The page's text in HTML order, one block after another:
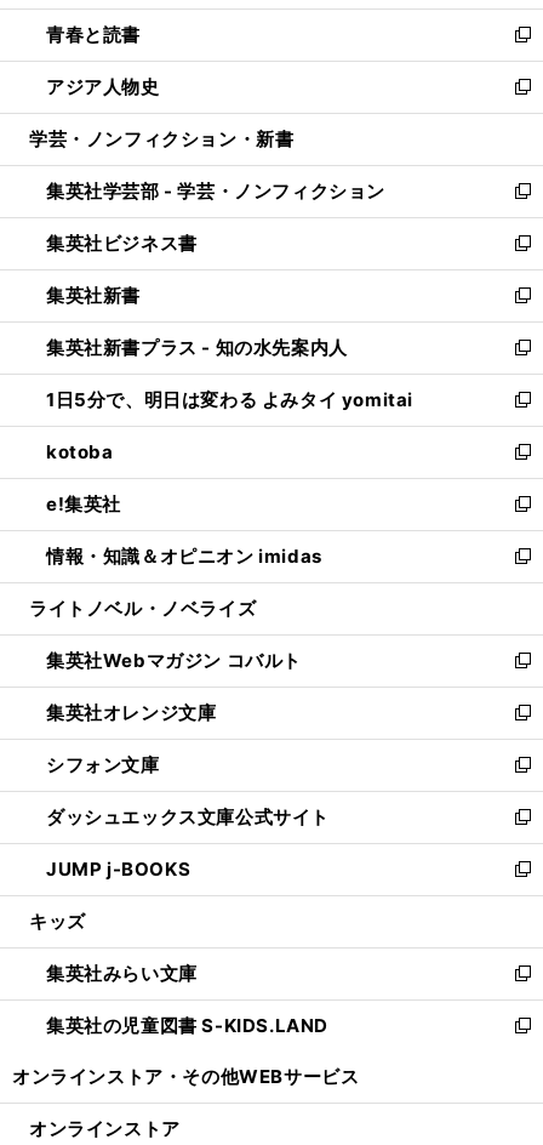
ウ
で
開
く
ン
ド
ウ
で
開
ウ
ィ
ン
ド
ウ
開
く
し
い
ウ
ィ
ン
ウ
で
開
く
青春と読書
新
し
い
ウ
ン
ド
ウ
で
開
く
アジア人物史
新
し
ウ
ィ
ン
ド
ウ
で
開
く
学芸・ノンフィクション・新書
集英社学芸部 - 学芸・ノンフィクション
新
し
い
ウ
ィ
ン
ド
ウ
で
開
く
集英社ビジネス書
新
し
い
ウ
ィ
ン
ド
ウ
で
開
く
集英社新書
新
し
い
ウ
ィ
ン
ド
ウ
で
開
く
集英社新書プラス - 知の水先案内人
新
し
い
ウ
ィ
ン
ド
ウ
で
開
1日5分で、明日は変わる よみタイ yomitai
新
し
い
ウ
ィ
ン
ド
ウ
開
く
kotoba
新
し
い
ウ
ィ
ン
ウ
で
開
く
e!集英社
新
し
い
ウ
ン
ド
ウ
で
開
く
情報・知識＆オピニオン imidas
新
し
ウ
ィ
ン
ド
ウ
で
開
く
ライトノベル・ノベライズ
集英社Webマガジン コバルト
新
し
い
ウ
ィ
ン
ド
ウ
で
開
集英社オレンジ文庫
新
し
い
ウ
ィ
ン
ド
ウ
開
く
シフォン文庫
新
し
い
ウ
ィ
ン
ウ
で
開
く
ダッシュエックス文庫公式サイト
新
し
い
ウ
ン
ド
ウ
で
JUMP j-BOOKS
新
し
ウ
ィ
ン
ド
開
キッズ
集英社みらい文庫
新
し
い
ン
集英社の児童図書 S-KIDS.LAND
新
ウ
オンラインストア・ その他WEBサービス
オンラインストア